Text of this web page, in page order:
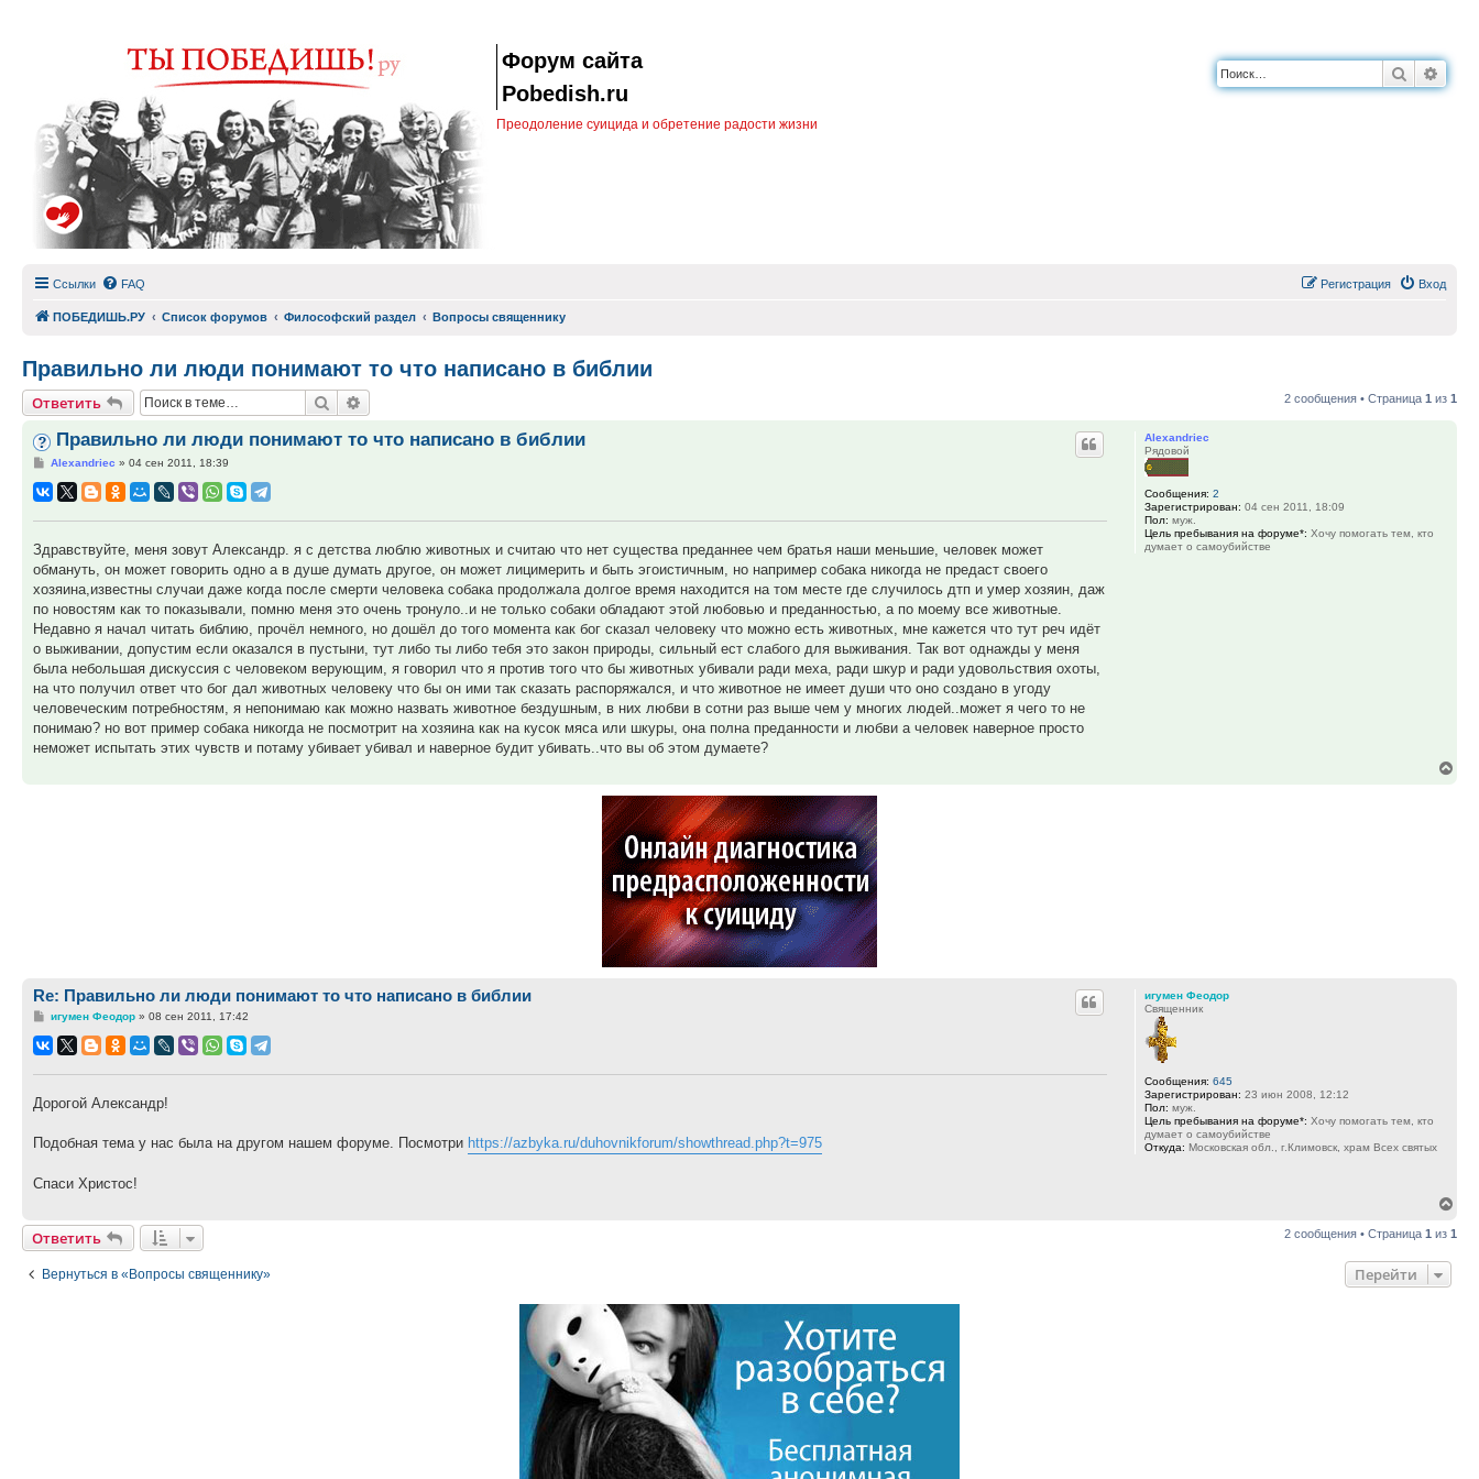
Форум сайта
Pobedish.ru
Преодоление суицида и обретение радости жизни
Поиск
Ссылки FAQ Вход
Регистрация
ПОБЕДИШЬ.РУ Список форумов Философский раздел Вопросы священнику
Правильно ли люди понимают то что написано в библии
Ответить Поиск 2 сообщения • Страница 1 из 1
Alexandriec
Рядовой
Сообщения: 2
Зарегистрирован: 04 сен 2011, 18:09
Пол: муж.
Цель пребывания на форуме*: Хочу помогать тем, кто
думает о самоубийстве
Правильно ли люди понимают то что написано в библии
Сообщение
Alexandriec » 04 сен 2011, 18:39
Здравствуйте, меня зовут Александр. я с детства люблю животных и считаю что нет существа преданнее чем братья наши меньшие, человек может
обмануть, он может говорить одно а в душе думать другое, он может лицимерить и быть эгоистичным, но например собака никогда не предаст своего
хозяина,известны случаи даже когда после смерти человека собака продолжала долгое время находится на том месте где случилось дтп и умер хозяин, даж
по новостям как то показывали, помню меня это очень тронуло..и не только собаки обладают этой любовью и преданностью, а по моему все животные.
Недавно я начал читать библию, прочёл немного, но дошёл до того момента как бог сказал человеку что можно есть животных, мне кажется что тут реч идёт
о выживании, допустим если оказался в пустыни, тут либо ты либо тебя это закон природы, сильный ест слабого для выживания. Так вот однажды у меня
была небольшая дискуссия с человеком верующим, я говорил что я против того что бы животных убивали ради меха, ради шкур и ради удовольствия охоты,
на что получил ответ что бог дал животных человеку что бы он ими так сказать распоряжался, и что животное не имеет души что оно создано в угоду
человеческим потребностям, я непонимаю как можно назвать животное бездушным, в них любви в сотни раз выше чем у многих людей..может я чего то не
понимаю? но вот пример собака никогда не посмотрит на хозяина как на кусок мяса или шкуры, она полна преданности и любви а человек наверное просто
неможет испытать этих чувств и потаму убивает убивал и наверное будит убивать..что вы об этом думаете?
игумен Феодор
Священник
Сообщения: 645
Зарегистрирован: 23 июн 2008, 12:12
Пол: муж.
Цель пребывания на форуме*: Хочу помогать тем, кто
думает о самоубийстве
Откуда: Московская обл., г.Климовск, храм Всех святых
Re: Правильно ли люди понимают то что написано в библии
Сообщение
игумен Феодор» 08 сен 2011, 17:42
Дорогой Александр!
Подобная тема у нас была на другом нашем форуме. Посмотри https://azbyka.ru/duhovnikforum/showthread.php?t=975
Спаси Христос!
Ответить 2 сообщения • Страница 1 из 1
Вернуться в «Вопросы священнику» Перейти